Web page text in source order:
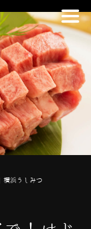
横浜うしみつ